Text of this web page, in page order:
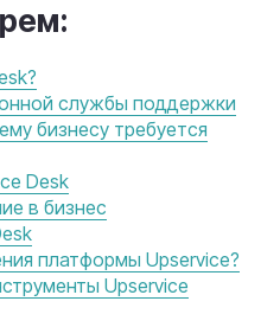
службы поддержки
бизнесу требуется
Desk
в бизнес
платформы Upservice?
Upservice